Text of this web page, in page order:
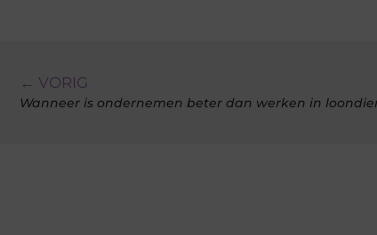
← VORIG
Wanneer is ondernemen beter dan werken in